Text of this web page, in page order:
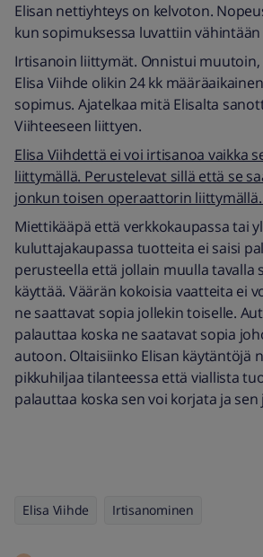
Elisan nettiyhteys on kelvoton.
kun sopimuksessa luvattiin vähintään
Irtisanoin liittymät. Onnistui
Elisa Viihde olikin 24 kk määräaikainen
sopimus. Ajatelkaa mitä Elisalta
Viihteeseen liittyen.
Elisa Viihdettä ei voi irtisanoa vaikka
liittymällä. Perustelevat sillä että se
jonkun toisen operaattorin liittymällä.
Miettikääpä että verkkokaupassa tai
kuluttajakaupassa tuotteita ei saisi
perusteella että jollain muulla tavalla
käyttää. Väärän kokoisia vaatteita ei
ne saattavat sopia jollekin toiselle.
palauttaa koska ne saatavat sopia
autoon. Oltaisiinko Elisan käytäntöjä
pikkuhiljaa tilanteessa että viallista
palauttaa koska sen voi korjata ja
Elisa Viihde Irtisanominen